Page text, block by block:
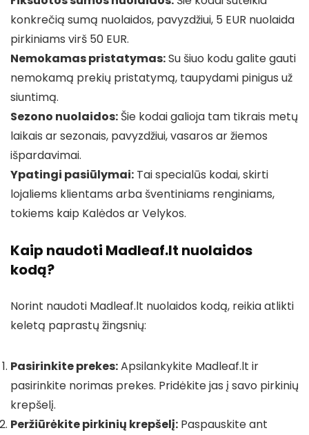
konkrečią sumą nuolaidos, pavyzdžiui, 5 EUR nuolaida
pirkiniams virš 50 EUR.
Nemokamas pristatymas:Su šiuo kodu galite gauti
nemokamą prekių pristatymą, taupydami pinigus už
siuntimą.
Sezono nuolaidos: Šie kodai galioja tam tikrais metų
laikais ar sezonais, pavyzdžiui, vasaros ar žiemos
išpardavimai.
Ypatingi pasiūlymai: Tai specialūs kodai, skirti
lojaliems klientams arba šventiniams renginiams,
tokiems kaip Kalėdos ar Velykos.
Kaip naudoti Madleaf.lt nuolaidos
kodą?
Norint naudoti Madleaf.lt nuolaidos kodą, reikia atlikti
keletą paprastų žingsnių:
Pasirinkite prekes:Apsilankykite Madleaf.lt ir
pasirinkite norimas prekes. Pridėkite jas į savo pirkinių
krepšelį.
Peržiūrėkite pirkinių krepšelį: Paspauskite ant